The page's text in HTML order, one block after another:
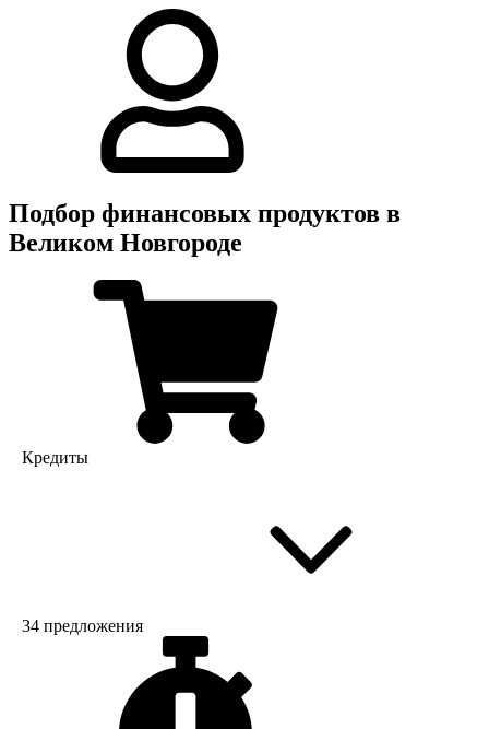
Подбор финансовых продуктов в
Великом Новгороде
Кредиты
34 предложения